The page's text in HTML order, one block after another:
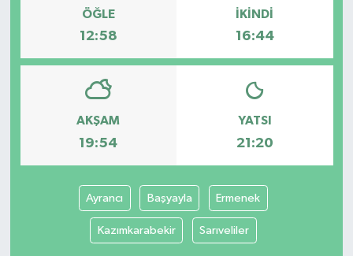
ÖĞLE
12:58
İKINDI
16:44
AKŞAM
19:54
YATSI
21:20
Ayrancı Başyayla Ermenek
Kazımkarabekir Sarıveliler